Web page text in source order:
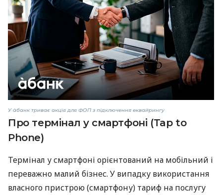
У àбанк триває акція для ФОП з підключення еквайрингу
Про термінал у смартфоні (Tap to
Phone)
Термінал у смартфоні орієнтований на мобільний і
переважно малий бізнес. У випадку використання
власного пристрою (смартфону) тариф на послугу